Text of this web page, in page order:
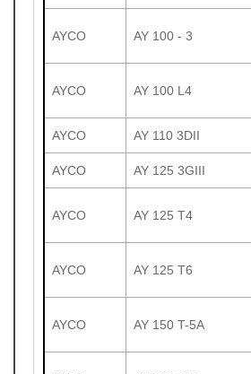
AYCO AY 100 - 3
AYCO AY 100 L4
AYCO AY 110 3DII
AYCO AY 125 3GIII
AYCO AY 125 T4
AYCO AY 125 T6
AYCO AY 150 T-5A